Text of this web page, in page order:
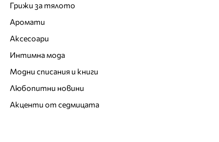
Грижи за тялото
Аромати
Аксесоари
Интимна мода
Модни списания и книги
Любопитни новини
Акценти от седмицата